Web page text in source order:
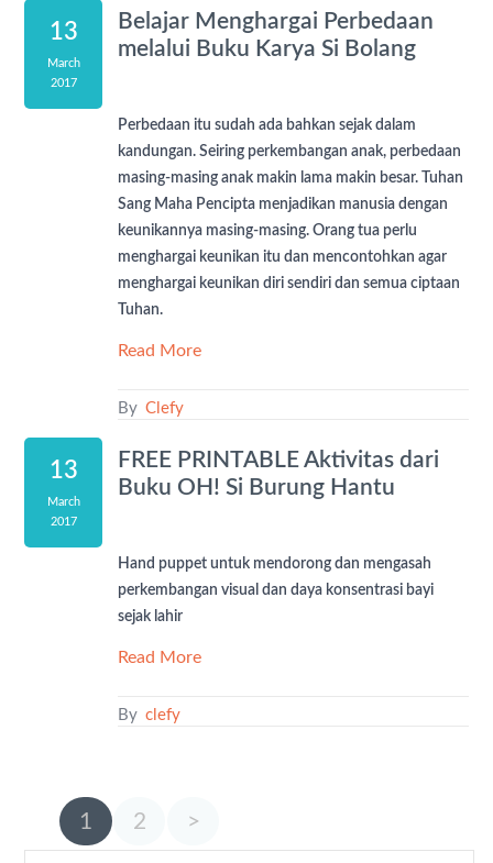
13
March
2017
Belajar Menghargai Perbedaan
melalui Buku Karya Si Bolang
Perbedaan itu sudah ada bahkan sejak dalam
kandungan. Seiring perkembangan anak, perbedaan
masing-masing anak makin lama makin besar. Tuhan
Sang Maha Pencipta menjadikan manusia dengan
keunikannya masing-masing. Orang tua perlu
menghargai keunikan itu dan mencontohkan agar
menghargai keunikan diri sendiri dan semua ciptaan
Tuhan.
Read More
By Clefy
13
March
2017
FREE PRINTABLE Aktivitas dari
Buku OH! Si Burung Hantu
Hand puppet untuk mendorong dan mengasah
perkembangan visual dan daya konsentrasi bayi
sejak lahir
Read More
By clefy
1 2 >